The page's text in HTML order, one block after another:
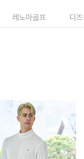
레노마골프 디